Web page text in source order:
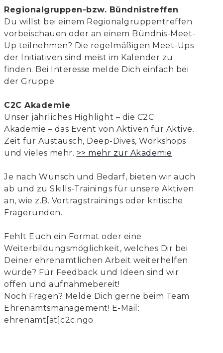
Regionalgruppen-bzw. Bündnistreffen
Du willst bei einem Regionalgruppentreffen
vorbeischauen oder an einem Bündnis-Meet-
Up teilnehmen? Die regelmäßigen Meet-Ups
der Initiativen sind meist im Kalender zu
finden. Bei Interesse melde Dich einfach bei
der Gruppe.
C2C Akademie
Unser jährliches Highlight – die C2C
Akademie – das Event von Aktiven für Aktive.
Zeit für Austausch, Deep-Dives, Workshops
und vieles mehr. >> mehr zur Akademie
Je nach Wunsch und Bedarf, bieten wir auch
ab und zu Skills-Trainings für unsere Aktiven
an, wie z.B. Vortragstrainings oder kritische
Fragerunden.
Fehlt Euch ein Format oder eine
Weiterbildungsmöglichkeit, welches Dir bei
Deiner ehrenamtlichen Arbeit weiterhelfen
würde? Für Feedback und Ideen sind wir
offen und aufnahmebereit!
Noch Fragen? Melde Dich gerne beim Team
Ehrenamtsmanagement! E-Mail:
ehrenamt[at]c2c.ngo